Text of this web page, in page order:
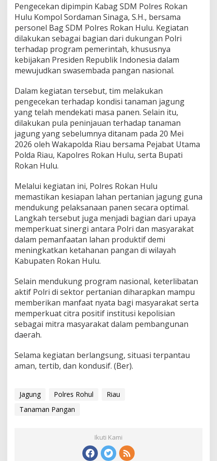
Pengecekan dipimpin Kabag SDM Polres Rokan
Hulu Kompol Sordaman Sinaga, S.H., bersama
personel Bag SDM Polres Rokan Hulu. Kegiatan
dilakukan sebagai bagian dari dukungan Polri
terhadap program pemerintah, khususnya
kebijakan Presiden Republik Indonesia dalam
mewujudkan swasembada pangan nasional.
Dalam kegiatan tersebut, tim melakukan
pengecekan terhadap kondisi tanaman jagung
yang telah mendekati masa panen. Selain itu,
dilakukan pula peninjauan terhadap tanaman
jagung yang sebelumnya ditanam pada 20 Mei
2026 oleh Wakapolda Riau bersama Pejabat Utama
Polda Riau, Kapolres Rokan Hulu, serta Bupati
Rokan Hulu.
Melalui kegiatan ini, Polres Rokan Hulu
memastikan kesiapan lahan pertanian jagung guna
mendukung pelaksanaan panen secara optimal.
Langkah tersebut juga menjadi bagian dari upaya
memperkuat sinergi antara Polri dan masyarakat
dalam pemanfaatan lahan produktif demi
meningkatkan ketahanan pangan di wilayah
Kabupaten Rokan Hulu.
Selain mendukung program nasional, keterlibatan
aktif Polri di sektor pertanian diharapkan mampu
memberikan manfaat nyata bagi masyarakat serta
memperkuat citra positif institusi kepolisian
sebagai mitra masyarakat dalam pembangunan
daerah.
Selama kegiatan berlangsung, situasi terpantau
aman, tertib, dan kondusif. (Ber).
Jagung Polres Rohul
Riau
Tanaman Pangan
Ikuti Kami